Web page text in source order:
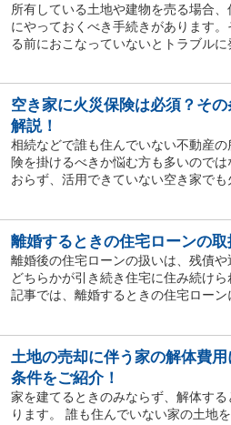
所有している土地や建物を売る場合
にやっておくべき手続きがあります
る前におこなっていないとトラブルに
空き家に火災保険は必須？そ
解説！
相続などで誰も住んでいない不動産
険を掛けるべきか悩む方も多いので
おらず、活用できていない空き家で
離婚するときの住宅ローンの取
離婚後の住宅ローンの扱いは、残債や
どちらかが引き続き住宅に住み続け
記事では、離婚するときの住宅ローン
土地の売却に伴う家の解体費
条件をご紹介！
家を建てるときのみならず、解体す
ります。 誰も住んでいない家の土地